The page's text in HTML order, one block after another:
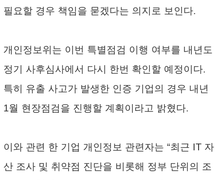
필요할 경우 책임을 묻겠다는 의지로 보인다.
개인정보위는 이번 특별점검 이행 여부를 내년도
정기 사후심사에서 다시 한번 확인할 예정이다.
특히 유출 사고가 발생한 인증 기업의 경우 내년
1월 현장점검을 진행할 계획이라고 밝혔다.
이와 관련 한 기업 개인정보 관련자는 “최근 IT 자
산 조사 및 취약점 진단을 비롯해 정부 단위의 조